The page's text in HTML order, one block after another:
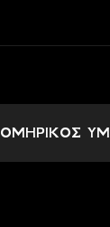
ΟΜΗΡΙΚΟΣ